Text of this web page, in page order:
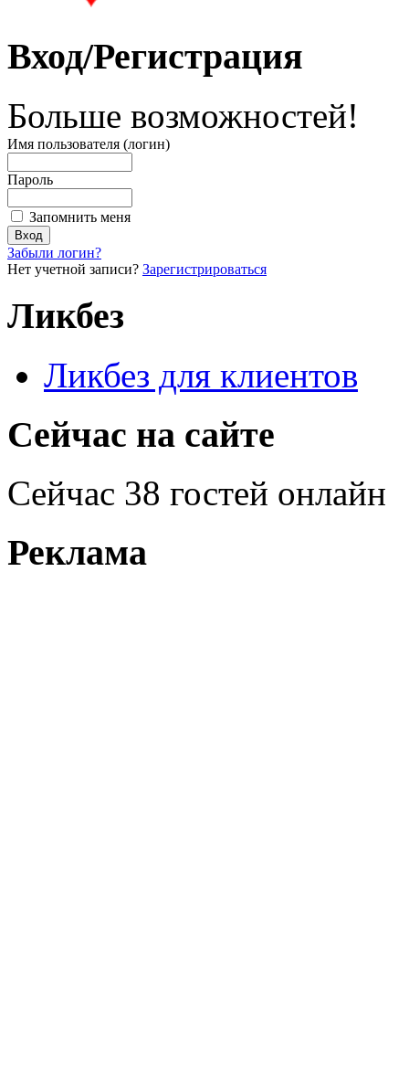
Вход/Регистрация
Больше возможностей!
Имя пользователя (логин)
Пароль
Запомнить меня
Забыли логин?
Нет учетной записи? Зарегистрироваться
Ликбез
Ликбез для клиентов
Сейчас на сайте
Сейчас 38 гостей онлайн
Реклама